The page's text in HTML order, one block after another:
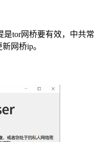
tor网桥要有效，中共常
网桥ip。